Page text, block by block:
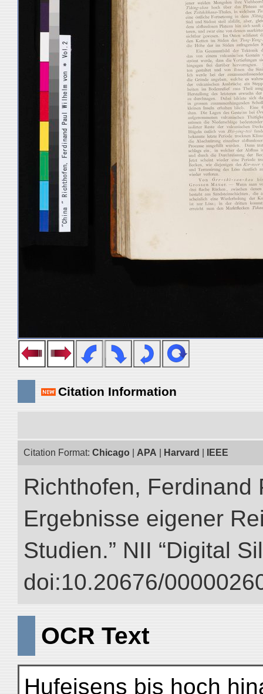
Citation Information
Citation Format: Chicago APA Harvard IEEE
Richthofen, Ferdinand
Ergebnisse eigener
Studien.” NII “Digital
doi:10.20676/
OCR Text
Hufeisens bis hoch